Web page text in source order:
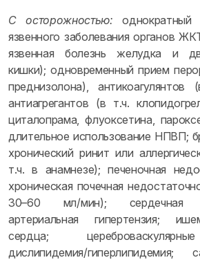
С осторожностью: однократный
язвенного заболевания органов
язвенная болезнь желудка и
кишки); одновременный прием
преднизолона), антикоагулянтов
антиагрегантов (в т.ч.
циталопрама, флуоксетина,
длительное использование НПВП;
хронический ринит или
т.ч. в анамнезе); печеночная
хроническая почечная
30–60 мл/мин); сердечная
артериальная гипертензия;
сердца;
дислипидемия/гиперлипидемия;